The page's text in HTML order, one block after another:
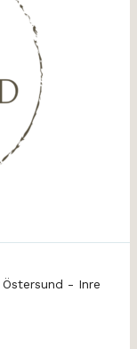
- Inre